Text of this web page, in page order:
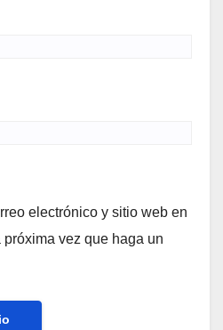
electrónico y sitio web en
vez que haga un